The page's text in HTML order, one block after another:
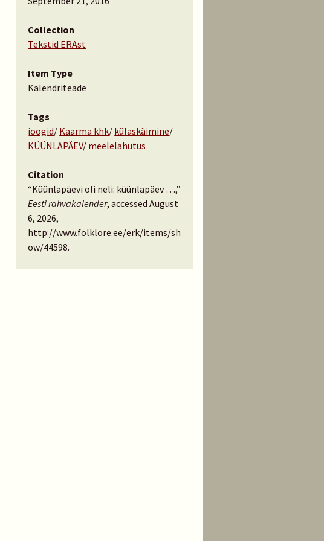
Collection
Tekstid ERAst
Item Type
Kalendriteade
Tags
joogid/ Kaarma khk/ külaskäimine/
KÜÜNLAPÄEV/ meelelahutus
Citation
“Küünlapäevi oli neli: küünlapäev …,”
Eesti rahvakalender, accessed August
6, 2026,
http://www.folklore.ee/erk/items/sh
ow/44598.